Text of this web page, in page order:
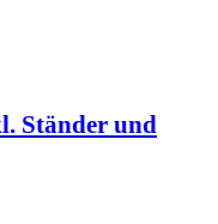
Ständer und